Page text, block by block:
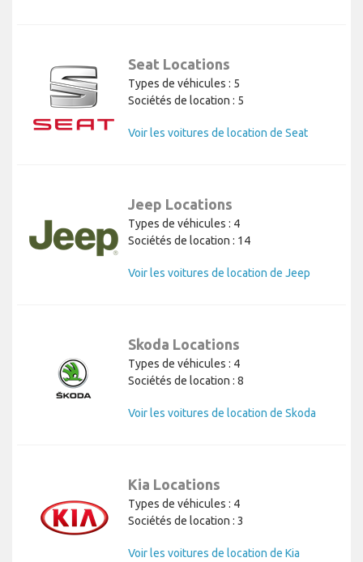
Seat Locations
Types de véhicules : 5
Sociétés de location : 5
Voir les voitures de location de Seat
Jeep Locations
Types de véhicules : 4
Sociétés de location : 14
Voir les voitures de location de Jeep
Skoda Locations
Types de véhicules : 4
Sociétés de location : 8
Voir les voitures de location de Skoda
Kia Locations
Types de véhicules : 4
Sociétés de location : 3
Voir les voitures de location de Kia